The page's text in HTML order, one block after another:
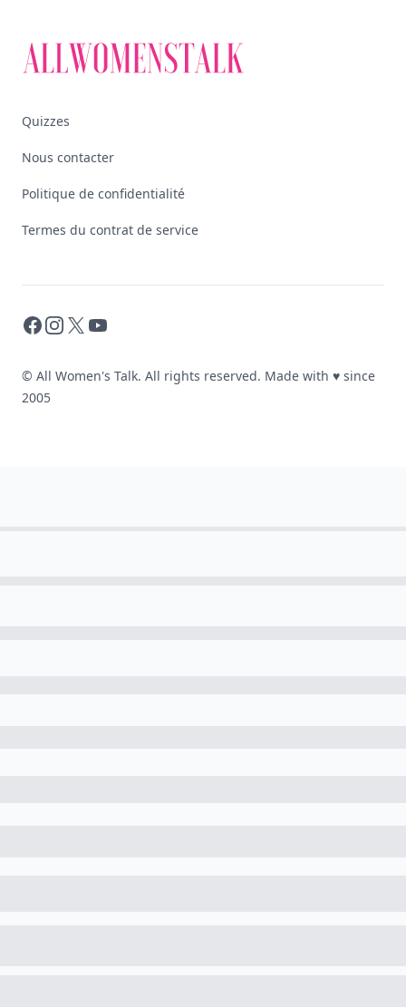
Quizzes
Nous contacter
Politique de confidentialité
Termes du contrat de service
Facebook
Instagram
X YouTube
© All Women's Talk. All rights reserved. Made with ♥ since
2005